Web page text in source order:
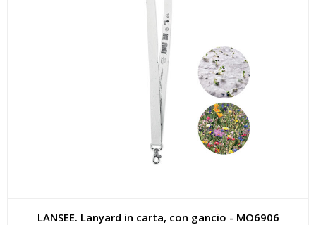
LANSEE. Lanyard in carta, con gancio - MO6906